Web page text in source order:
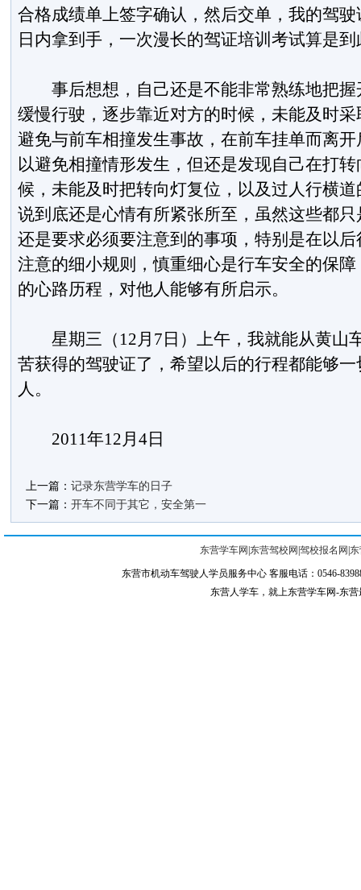
合格成绩单上签字确认，然后交单，我的驾
日内拿到手，一次漫长的驾证培训考试算是
事后想想，自己还是不能非常熟练地把握
缓慢行驶，逐步靠近对方的时候，未能及时
避免与前车相撞发生事故，在前车挂单而离
以避免相撞情形发生，但还是发现自己在打
候，未能及时把转向灯复位，以及过人行横
说到底还是心情有所紧张所至，虽然这些都
还是要求必须要注意到的事项，特别是在以
注意的细小规则，慎重细心是行车安全的保
的心路历程，对他人能够有所启示。
星期三（12月7日）上午，我就能从黄山
苦获得的驾驶证了，希望以后的行程都能够
人。
2011年12月4日
上一篇： 记录东营学车的日子
下一篇： 开车不同于其它，安全第一
东营学车网 东营驾校网 驾校报名网
东营市机动车驾驶人学员服务中心 客服电话：0546-
东营人学车，就上东营学车网-东